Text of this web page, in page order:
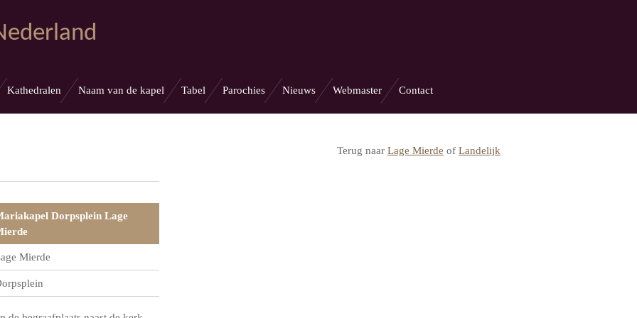
Kathedralen Naam van de kapel Tabel Parochies Nieuws Webmaster Contact
Terug naar Lage Mierde of Landelijk
Dorpsplein Lage
Mierde